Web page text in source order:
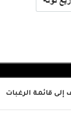
إلى قائمة الرغبات